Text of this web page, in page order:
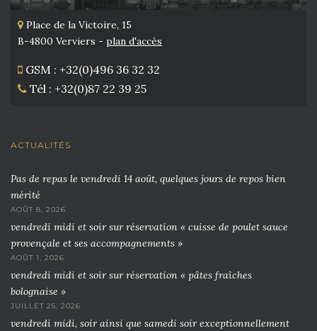
Place de la Victoire, 15
B-4800 Verviers - plan d'accès
GSM : +32(0)496 36 32 32
Tél : +32(0)87 22 39 25
ACTUALITÉS
Pas de repas le vendredi 14 août, quelques jours de repos bien
mérité
AOÛT 8, 2026
vendredi midi et soir sur réservation « cuisse de poulet sauce
provençale et ses accompagnements »
AOÛT 1, 2026
vendredi midi et soir sur réservation « pâtes fraîches
bolognaise »
JUILLET 25, 2026
vendredi midi, soir ainsi que samedi soir exceptionnellement